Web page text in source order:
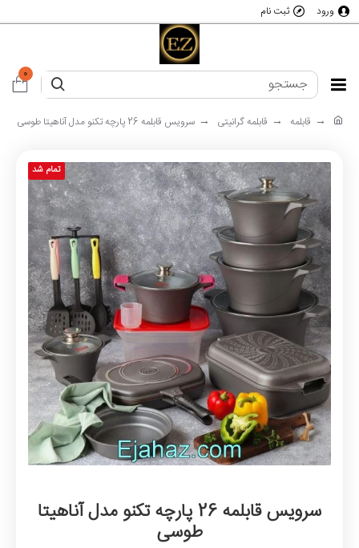
ورود ثبت نام
0
قابلمه قابلمه گرانیتی سرویس قابلمه 26 پارچه تکنو مدل آناهیتا طوسی
تمام شد
سرویس قابلمه 26 پارچه تکنو مدل آناهیتا
طوسی